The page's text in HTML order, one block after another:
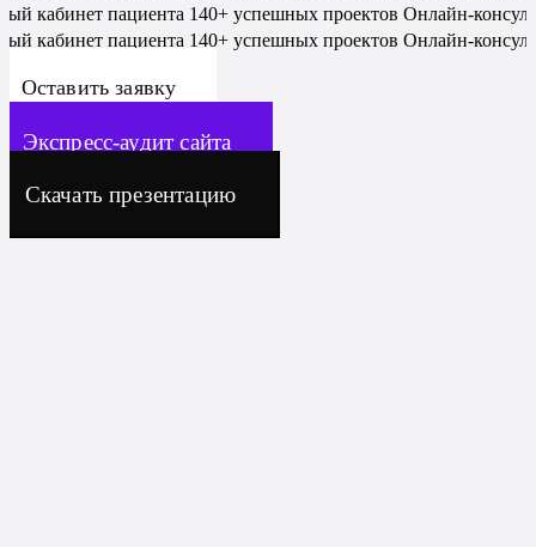
кабинет пациента 140+ успешных проектов Онлайн-
кабинет пациента 140+ успешных проектов Онлайн-
Оставить заявку
Экспресс-аудит сайта
Скачать презентацию